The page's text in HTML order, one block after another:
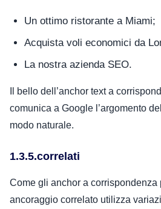
Un ottimo ristorante a Miami;
Acquista voli economici da
La nostra azienda SEO.
Il bello dell’anchor text a
comunica a Google l’argomento
modo naturale.
1.3.5.correlati
Come gli anchor a corrispondenza
ancoraggio correlato utilizza